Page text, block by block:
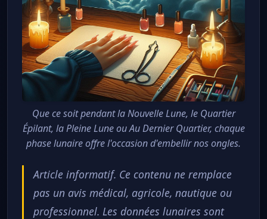
Que ce soit pendant la Nouvelle Lune, le Quartier
Épilant, la Pleine Lune ou Au Dernier Quartier, chaque
phase lunaire offre l'occasion d'embellir nos ongles.
Article informatif. Ce contenu ne remplace
pas un avis médical, agricole, nautique ou
professionnel. Les données lunaires sont